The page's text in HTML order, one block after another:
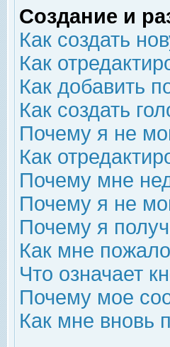
Создание и
Как создать
Как
Как добавить
Как создать
Почему я не
Как
Почему мне
Почему я не
Почему я
Как мне
Что означает
Почему мое
Как мне вновь